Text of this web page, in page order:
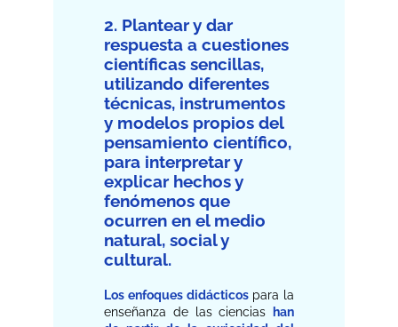
2. Plantear y dar
respuesta a cuestiones
científicas sencillas,
utilizando diferentes
técnicas, instrumentos
y modelos propios del
pensamiento científico,
para interpretar y
explicar hechos y
fenómenos que
ocurren en el medio
natural, social y
cultural.
Los enfoques didácticospara la
enseñanza de las ciencias han